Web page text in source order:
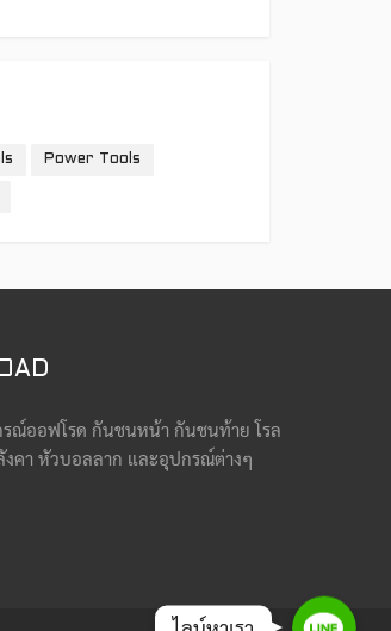
Power Tools
ณ์ออฟโรด กันชนหน้า กันชนท้าย โรล
งคา หัวบอลลาก และอุปกรณ์ต่างๆ